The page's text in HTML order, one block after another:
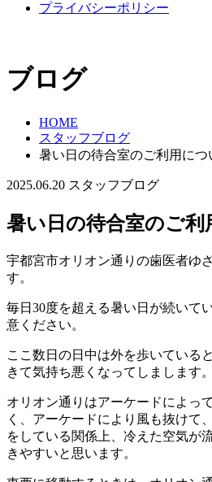
プライバシーポリシー
ブログ
HOME
スタッフブログ
暑い日の待合室のご利用につ
2025.06.20 スタッフブログ
暑い日の待合室のご利
宇都宮市オリオン通りの歯医者ゆ
す。
毎日30度を超える暑い日が続いて
意ください。
ここ数日の日中は外を歩いている
きて気持ち悪くなってしまします。
オリオン通りはアーケードによっ
く、アーケードにより風も抜けて
をしている関係上、冷えた空気が
きやすいと思います。